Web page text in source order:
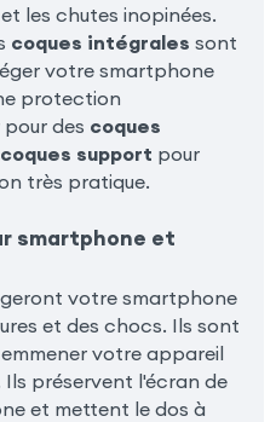
les chutes inopinées.
coques intégrales sont
votre smartphone
protection
des coques
coques support pour
très pratique.
smartphone et
votre smartphone
et des chocs. Ils sont
votre appareil
préservent l'écran de
et mettent le dos à